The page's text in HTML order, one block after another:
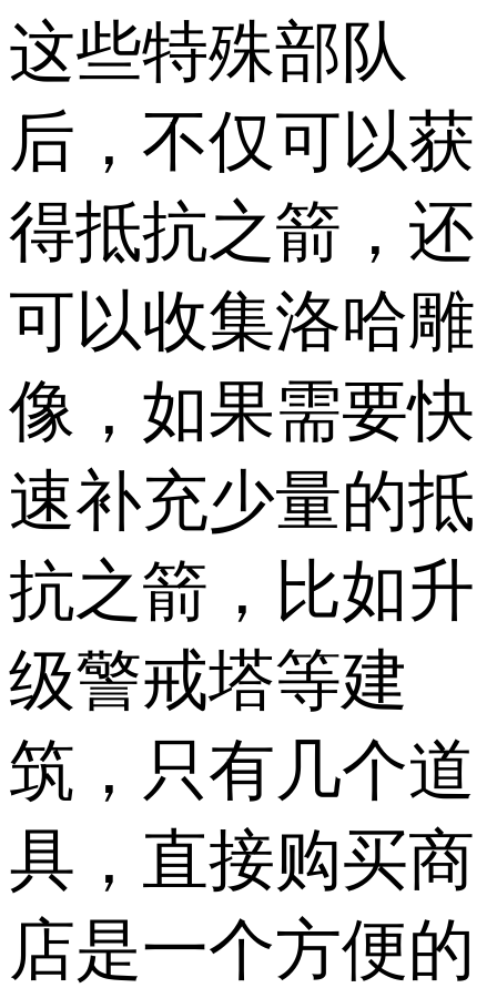
这些特殊部队
后，不仅可以获
得抵抗之箭，还
可以收集洛哈雕
像，如果需要快
速补充少量的抵
抗之箭，比如升
级警戒塔等建
筑，只有几个道
具，直接购买商
店是一个方便的